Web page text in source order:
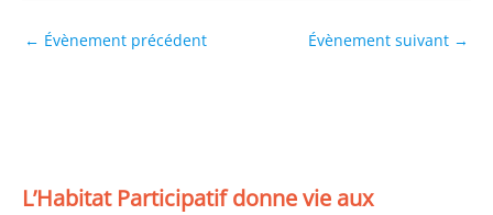
← Évènement précédent Évènement suivant →
L’Habitat Participatif donne vie aux